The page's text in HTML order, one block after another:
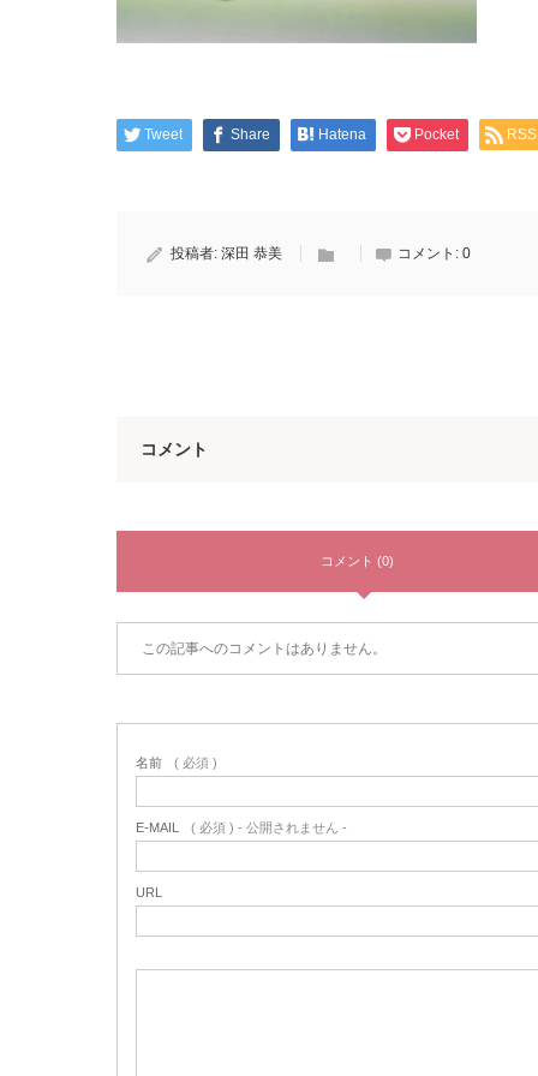
Tweet Share Hatena Pocket RSS
投稿者: 深田 恭美 コメント: 0
コメント
コメント (0)
この記事へのコメントはありません。
名前 ( 必須 )
E-MAIL ( 必須 ) - 公開されません -
URL